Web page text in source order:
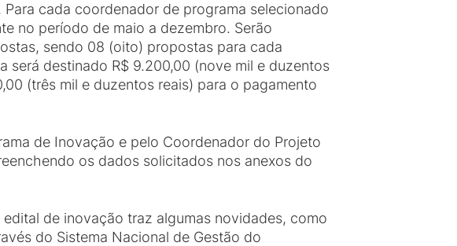
cada coordenador de programa selecionado
no período de maio a dezembro. Serão
sendo 08 (oito) propostas para cada
será destinado R$ 9.200,00 (nove mil e duzentos
(três mil e duzentos reais) para o pagamento
de Inovação e pelo Coordenador do Projeto
os dados solicitados nos anexos do
de inovação traz algumas novidades, como
do Sistema Nacional de Gestão do